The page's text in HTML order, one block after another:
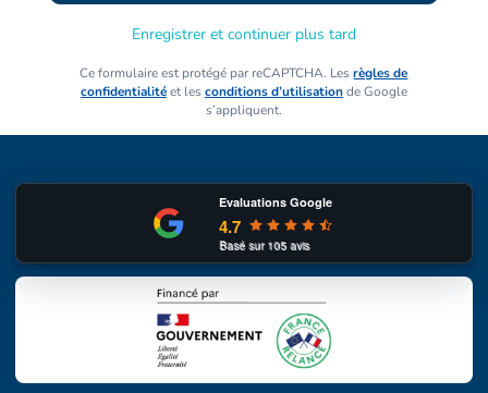
Enregistrer et continuer plus tard
Ce formulaire est protégé par reCAPTCHA. Lesrègles de
confidentialitéet les conditions d’utilisationde Google
s’appliquent.
Evaluations Google
4.7
Basé sur105avis